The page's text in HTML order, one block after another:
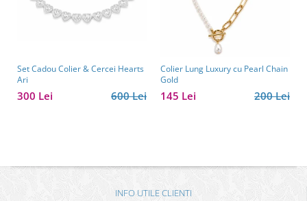
Set Cadou Colier & Cercei Hearts
Ari
600 Lei
300 Lei
Colier Lung Luxury cu Pearl Chain
Gold
200 Lei
145 Lei
INFO UTILE CLIENTI